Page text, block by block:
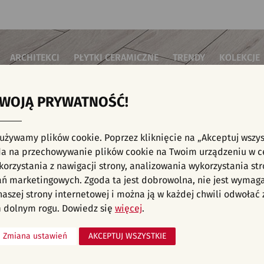
ARCHITEKCI PŁYTKI CERAMICZNE TRENDY KOLEKCJE
do sypialni
kuchenne
łazienkowe
na schody
na taras
komercyjne
Płytki ścienne
Płytki cegiełki
Płytki drewnopodobne
Płytki heksagonalne
Płytki jodełka
Płytki kamienne
Płytki kolorowe
Płytki
Płytki we
KAFELKI - INWESTYCJE, ŁAZIENKA,
aranżacji spełniających wybrane filtry. Przejdź do pełnejoferty
PRYWATNOŚĆ!
plików cookie. Poprzez kliknięcie na „Akceptuj
na przechowywanie plików cookie na Twoim urządzeniu w
z nawigacji strony, analizowania wykorzystania
marketingowych. Zgoda ta jest dobrowolna, nie jest
strony internetowej i można ją w każdej chwili odwołać
dolnym rogu. Dowiedz się więcej.
Zmiana ustawień AKCEPTUJ WSZYSTKIE